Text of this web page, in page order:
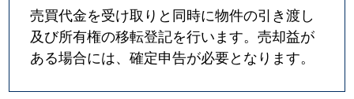
売買代金を受け取りと同時に物件の引き渡し
及び所有権の移転登記を行います。売却益が
ある場合には、確定申告が必要となります。